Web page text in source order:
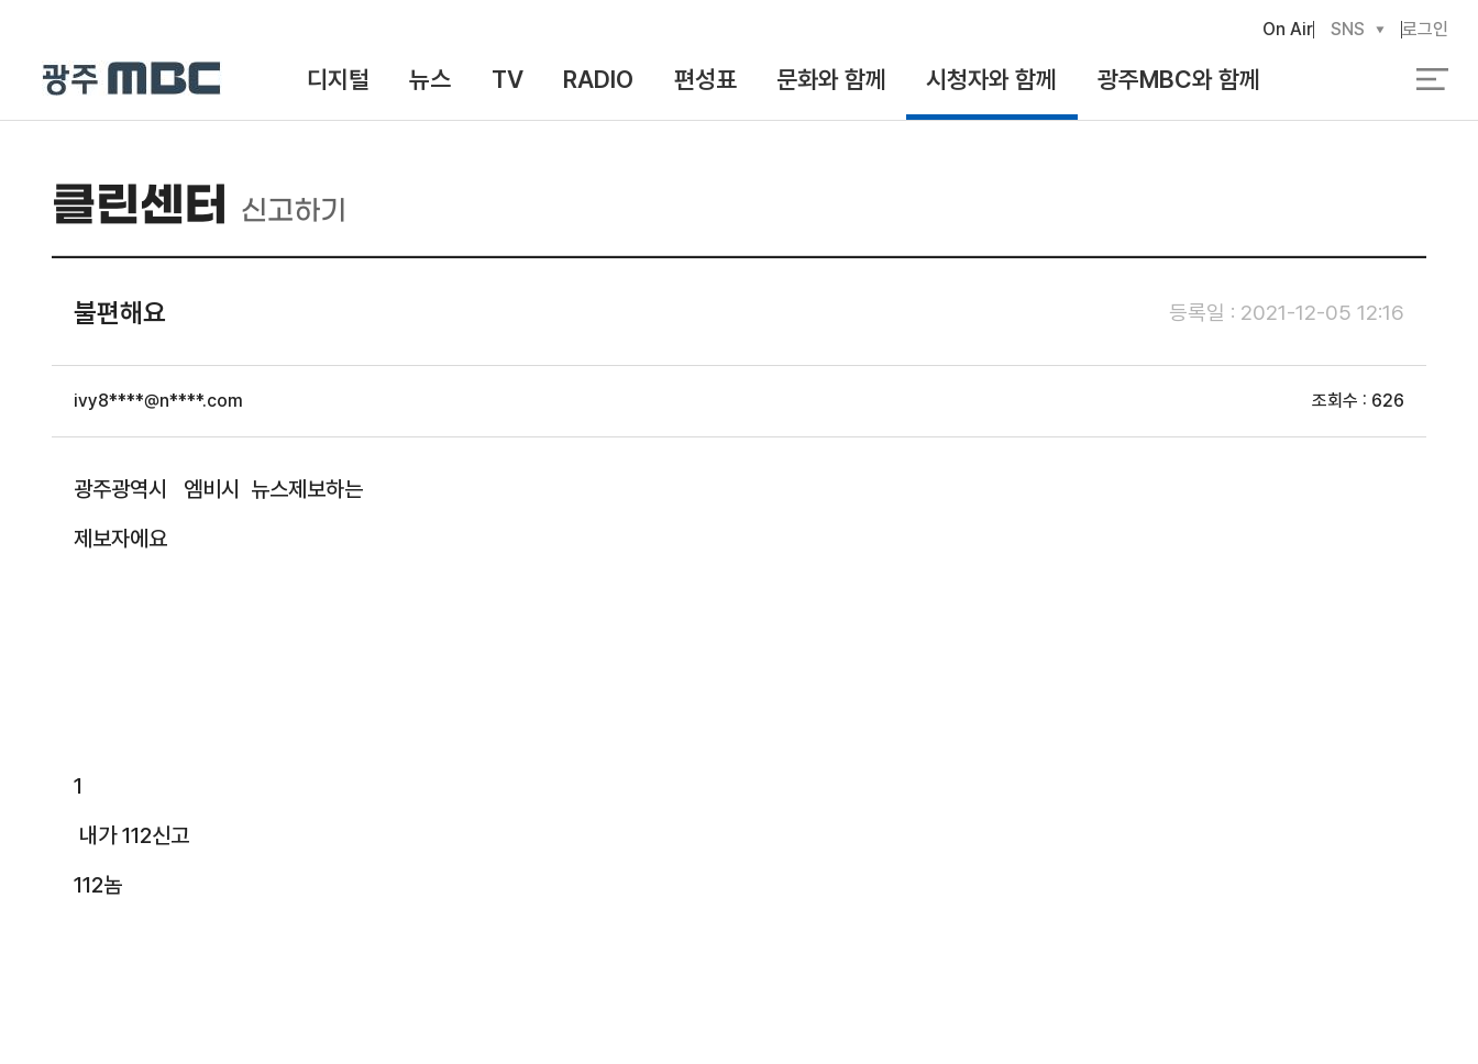
디지털 뉴스 TV RADIO 편성표 문화와 함께 시청자와 함께 광주MBC와 함께
On Air SNS 로그인
클린센터 신고하기
불편해요 등록일 : 2021-12-05 12:16
ivy8****@n****.com 조회수 : 626
광주광역시 엠비시 뉴스제보하는
제보자에요
1
내가 112신고
112놈